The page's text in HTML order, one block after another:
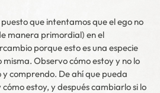
que intentamos que el ego no
manera primordial) en el
porque esto es una especie
Observo cómo estoy y no lo
y comprendo. De ahí que pueda
estoy, y después cambiarlo si lo